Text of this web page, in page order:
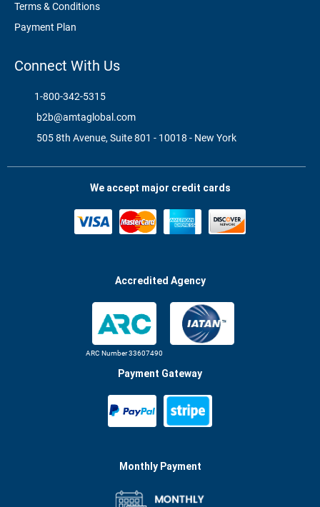
Terms & Conditions
Payment Plan
Connect With Us
1-800-342-5315
b2b@amtaglobal.com
505 8th Avenue, Suite 801 - 10018 - New York
We accept major credit cards
Accredited Agency
ARC Number 33607490
Payment Gateway
Monthly Payment